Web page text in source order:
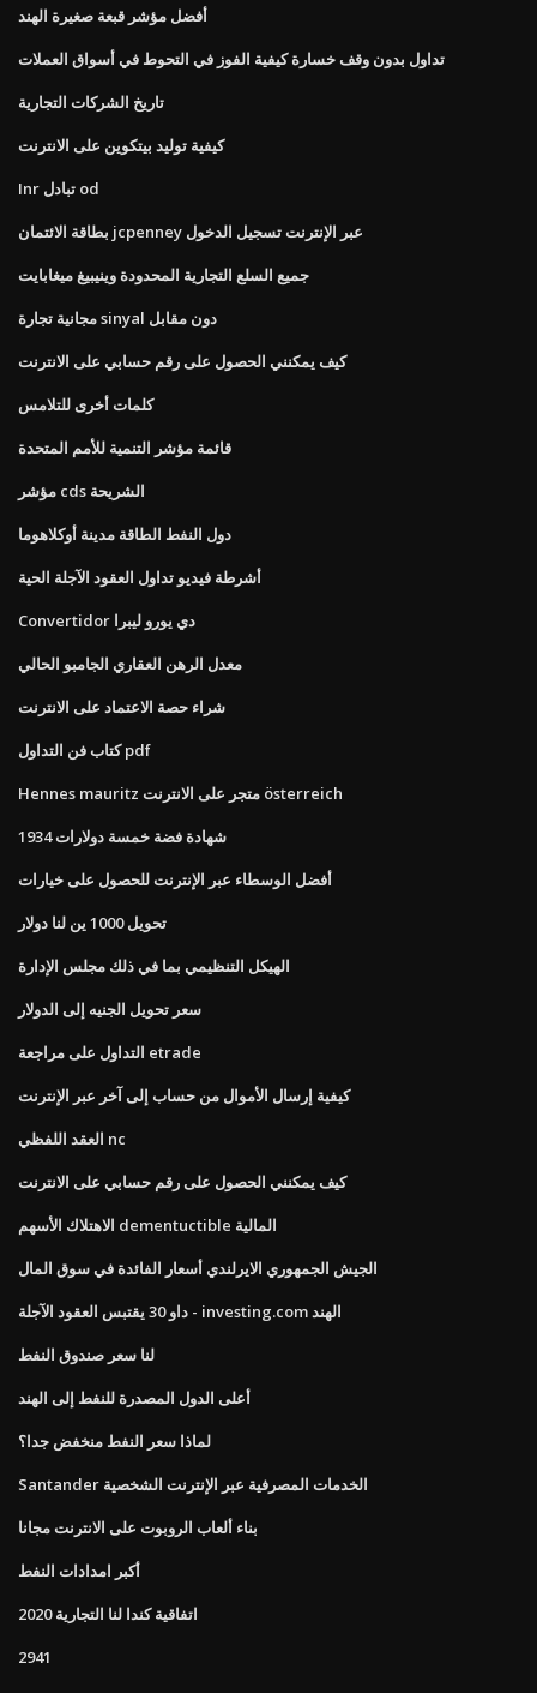
أفضل مؤشر قبعة صغيرة الهند
تداول بدون وقف خسارة كيفية الفوز في التحوط في أسواق العملات
تاريخ الشركات التجارية
كيفية توليد بيتكوين على الانترنت
Inr تبادل od
بطاقة الائتمان jcpenney عبر الإنترنت تسجيل الدخول
جميع السلع التجارية المحدودة وينيبيغ ميغابايت
مجانية تجارة sinyal دون مقابل
كيف يمكنني الحصول على رقم حسابي على الانترنت
كلمات أخرى للتلامس
قائمة مؤشر التنمية للأمم المتحدة
مؤشر cds الشريحة
دول النفط الطاقة مدينة أوكلاهوما
أشرطة فيديو تداول العقود الآجلة الحية
Convertidor دي يورو ليبرا
معدل الرهن العقاري الجامبو الحالي
شراء حصة الاعتماد على الانترنت
كتاب فن التداول pdf
Hennes mauritz متجر على الانترنت österreich
شهادة فضة خمسة دولارات 1934
أفضل الوسطاء عبر الإنترنت للحصول على خيارات
تحويل 1000 ين لنا دولار
الهيكل التنظيمي بما في ذلك مجلس الإدارة
سعر تحويل الجنيه إلى الدولار
التداول على مراجعة etrade
كيفية إرسال الأموال من حساب إلى آخر عبر الإنترنت
العقد اللفظي nc
كيف يمكنني الحصول على رقم حسابي على الانترنت
الاهتلاك الأسهم dementuctible المالية
الجيش الجمهوري الايرلندي أسعار الفائدة في سوق المال
داو 30 يقتبس العقود الآجلة - investing.com الهند
لنا سعر صندوق النفط
أعلى الدول المصدرة للنفط إلى الهند
لماذا سعر النفط منخفض جدا؟
Santander الخدمات المصرفية عبر الإنترنت الشخصية
بناء ألعاب الروبوت على الانترنت مجانا
أكبر امدادات النفط
اتفاقية كندا لنا التجارية 2020
2941